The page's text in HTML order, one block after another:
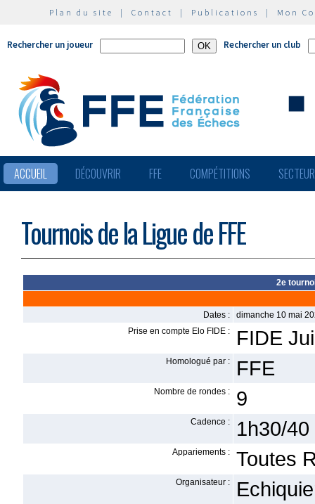
Plan du site | Contact | Publications | Mon
Rechercher un joueur Rechercher un club
ACCUEIL DÉCOUVRIR FFE COMPÉTITIONS
Tournois de la Ligue de FFE
2e
Dates :
dimanche 10 mai
Prise en compte Elo FIDE :
FIDE
Homologué par : FFE
Nombre de rondes : 9
Cadence : 1h30/
Appariements : Toutes
Organisateur :